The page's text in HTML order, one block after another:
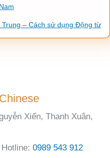
– Cách sử dụng Động từ
Xiển, Thanh Xuân,
0989 543 912